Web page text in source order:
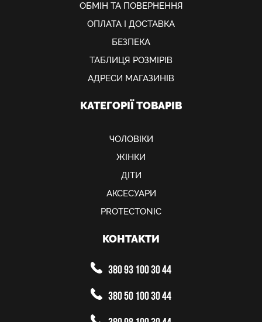
ОБМIН ТА ПОВЕРНЕННЯ
ОПЛАТА І ДОСТАВКА
БЕЗПЕКА
ТАБЛИЦЯ РОЗМІРІВ
АДРЕСИ МАГАЗИНІВ
КАТЕГОРІЇ ТОВАРІВ
ЧОЛОВІКИ
ЖІНКИ
ДІТИ
АКСЕСУАРИ
PROTECTONIC
КОНТАКТИ
380 93 100 30 44
380 50 100 30 44